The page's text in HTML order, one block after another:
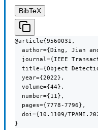
BibTeX
@article{9560031,
author={Ding, Jian
journal={IEEE
title={Object
  year={2022},
  volume={44},
  number={11},
  pages={7778-7796},
doi={10.1109/
}